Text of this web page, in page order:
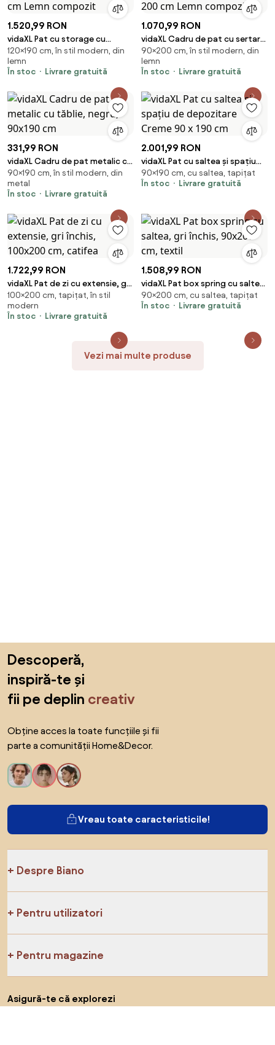
1.520,99 RON
vidaXL Pat cu storage cu
headboard Alb 120 x 190 cm
Lemn compozit
120×190 cm, în stil modern, din
lemn
În stoc
Livrare gratuită
1.070,99 RON
vidaXL Cadru de pat cu sertar
Stejar Sonoma 90 x 200 cm
Lemn compozit
90×200 cm, în stil modern, din
lemn
În stoc
Livrare gratuită
331,99 RON
vidaXL Cadru de pat metalic cu
tăblie, negru, 90x190 cm
90×190 cm, în stil modern, din
metal
În stoc
Livrare gratuită
2.001,99 RON
vidaXL Pat cu saltea și spațiu
de depozitare Creme 90 x 190
cm
90×190 cm, cu saltea, tapițat
În stoc
Livrare gratuită
1.722,99 RON
vidaXL Pat de zi cu extensie, gri
închis, 100x200 cm, catifea
100×200 cm, tapițat, în stil
modern
În stoc
Livrare gratuită
1.508,99 RON
vidaXL Pat box spring cu saltea,
gri închis, 90x200 cm, textil
90×200 cm, cu saltea, tapițat
În stoc
Livrare gratuită
Vezi mai multe produse
Descoperă,
inspiră-te și
fii pe deplin creativ
Obține acces la toate funcțiile și fii
parte a comunității Home&Decor.
Vreau toate caracteristicile!
Despre Biano
Pentru utilizatori
Pentru magazine
Asigură-te că explorezi